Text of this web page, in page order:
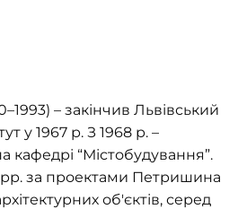
– закінчив Львівський
у 1967 р. З 1968 р. –
кафедрі “Містобудування”.
рр. за проектами Петришина
об'єктів, серед